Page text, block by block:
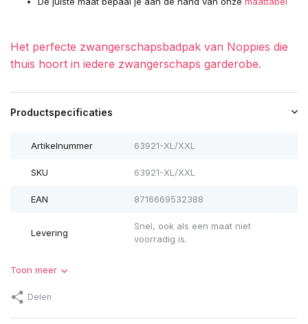
Het perfecte zwangerschapsbadpak van Noppies die
thuis hoort in iedere zwangerschaps garderobe.
Productspecificaties
Artikelnummer 63921-XL/XXL
SKU 63921-XL/XXL
EAN 8716669532388
Levering
Snel, ook als een maat niet
voorradig is.
Toon meer
Delen